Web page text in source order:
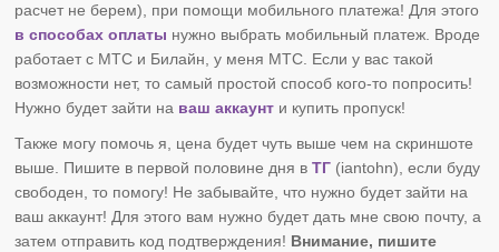
расчет не берем), при помощи мобильного платежа! Для этого
в способах оплаты нужно выбрать мобильный платеж. Вроде
работает с МТС и Билайн, у меня МТС. Если у вас такой
возможности нет, то самый простой способ кого-то попросить!
Нужно будет зайти на ваш аккаунт и купить пропуск!
Также могу помочь я, цена будет чуть выше чем на скриншоте
выше. Пишите в первой половине дня вТГ (iantohn), если буду
свободен, то помогу! Не забывайте, что нужно будет зайти на
ваш аккаунт! Для этого вам нужно будет дать мне свою почту, а
затем отправить код подтверждения! Внимание, пишите